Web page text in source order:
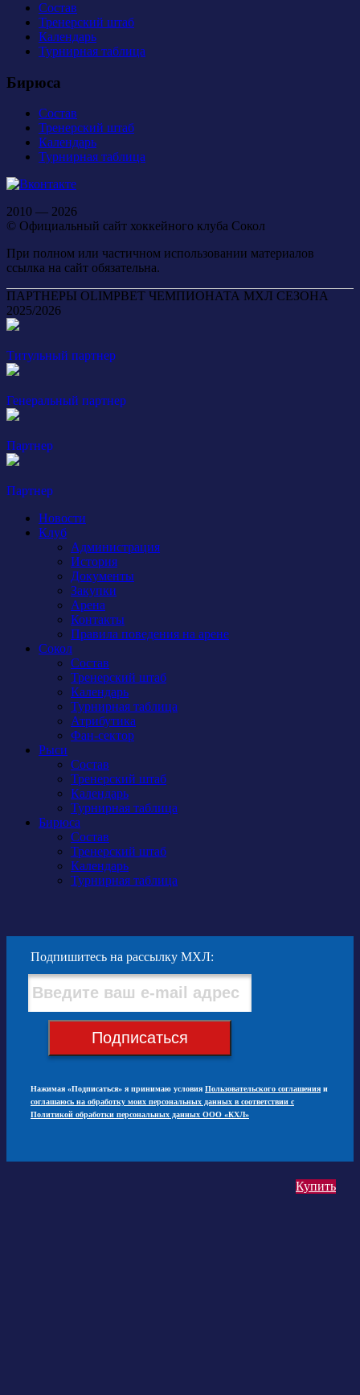
Купить
Состав
Тренерский штаб
Календарь
Турнирная таблица
Бирюса
Состав
Тренерский штаб
Календарь
Турнирная таблица
2010 — 2026
© Официальный сайт хоккейного клуба Сокол
При полном или частичном использовании материалов
ссылка на сайт обязательна.
ПАРТНЕРЫ OLIMPBET ЧЕМПИОНАТА МХЛ СЕЗОНА
2025/2026
Титульный партнер
Генеральный партнер
Партнер
Партнер
Новости
Клуб
Администрация
История
Документы
Закупки
Арена
Контакты
Правила поведения на арене
Сокол
Состав
Тренерский штаб
Календарь
Турнирная таблица
Атрибутика
Фан-сектор
Рыси
Состав
Тренерский штаб
Календарь
Турнирная таблица
Бирюса
Состав
Тренерский штаб
Календарь
Турнирная таблица
Подпишитесь на рассылку МХЛ:
Подписаться
Нажимая «Подписаться» я принимаю условия Пользовательского соглашения и
соглашаюсь на обработку моих персональных данных в соответствии с
Политикой обработки персональных данных ООО «КХЛ»